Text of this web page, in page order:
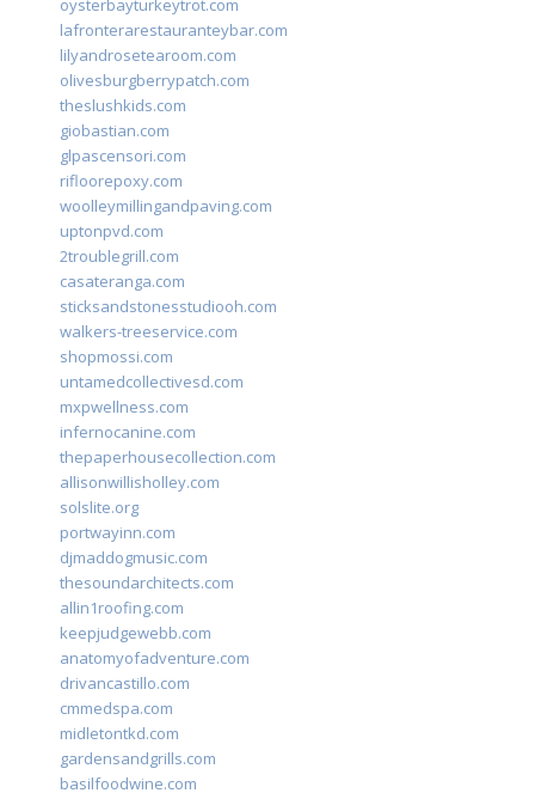
oysterbayturkeytrot.com
lafronterarestauranteybar.com
lilyandrosetearoom.com
olivesburgberrypatch.com
theslushkids.com
giobastian.com
glpascensori.com
rifloorepoxy.com
woolleymillingandpaving.com
uptonpvd.com
2troublegrill.com
casateranga.com
sticksandstonesstudiooh.com
walkers-treeservice.com
shopmossi.com
untamedcollectivesd.com
mxpwellness.com
infernocanine.com
thepaperhousecollection.com
allisonwillisholley.com
solslite.org
portwayinn.com
djmaddogmusic.com
thesoundarchitects.com
allin1roofing.com
keepjudgewebb.com
anatomyofadventure.com
drivancastillo.com
cmmedspa.com
midletontkd.com
gardensandgrills.com
basilfoodwine.com